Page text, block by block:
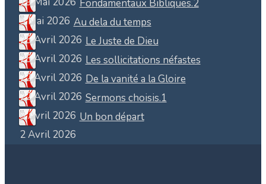
Fondamentaux Bibliques.2
5 Mai 2026 Au dela du temps
25 Avril 2026 Le Juste de Dieu
25 Avril 2026 Les sollicitations néfastes
22 Avril 2026 De la vanité a la Gloire
22 Avril 2026 Sermons choisis.1
8 Avril 2026 Un bon départ
2 Avril 2026